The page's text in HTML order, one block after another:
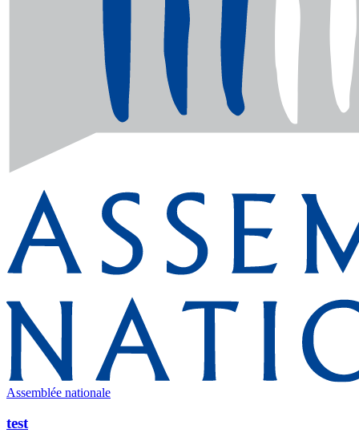
Assemblée nationale
test